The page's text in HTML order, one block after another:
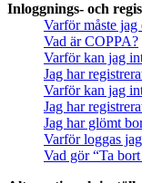
Inloggnings- och
Varför måste jag
Vad är COPPA?
Varför kan jag
Jag har
Varför kan jag
Jag har
Jag har glömt
Varför loggas
Vad gör “Ta